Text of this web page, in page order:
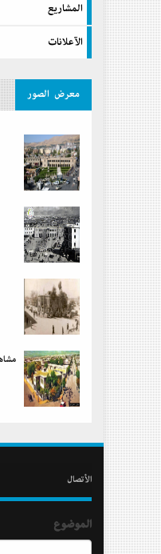
المشاريع
الآعلانات
معرض الصور
الأتصال
الموضوع